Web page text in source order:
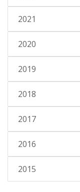
2021
2020
2019
2018
2017
2016
2015